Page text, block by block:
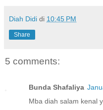
Diah Didi di 10:45 PM
Share
5 comments:
Bunda Shafaliya
Mba diah salam kenal